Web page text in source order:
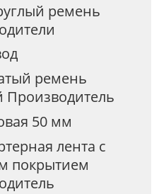
ремень
ремень
Производитель
50 мм
лента с
покрытием